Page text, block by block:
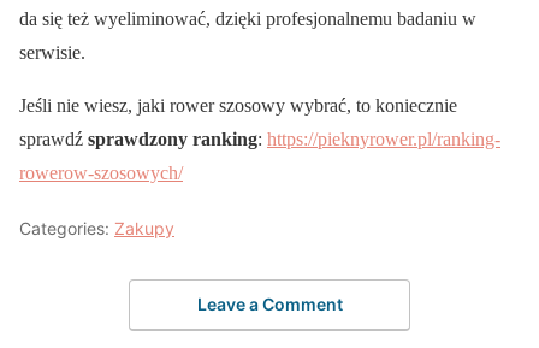
da się też wyeliminować, dzięki profesjonalnemu badaniu w
serwisie.
Jeśli nie wiesz, jaki rower szosowy wybrać, to koniecznie
sprawdź sprawdzony ranking: https://pieknyrower.pl/ranking-
rowerow-szosowych/
Categories: Zakupy
Leave a Comment